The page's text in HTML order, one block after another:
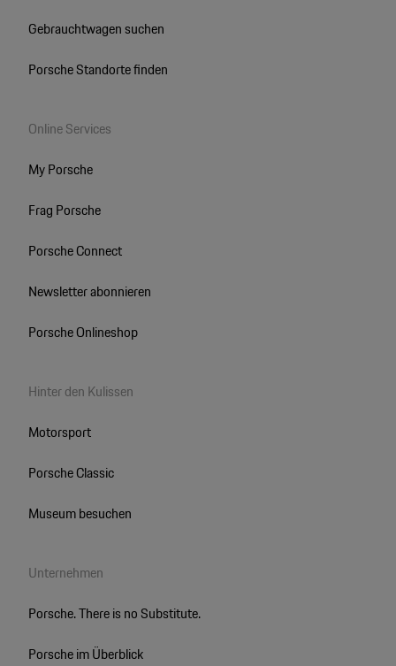
Gebrauchtwagen suchen
Porsche Standorte finden
Online Services
My Porsche
Frag Porsche
Porsche Connect
Newsletter abonnieren
Porsche Onlineshop
Hinter den Kulissen
Motorsport
Porsche Classic
Museum besuchen
Unternehmen
Porsche. There is no Substitute.
Porsche im Überblick